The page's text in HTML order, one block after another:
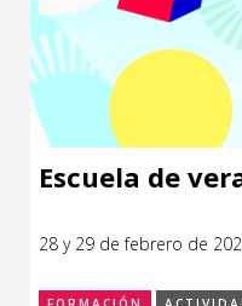
Escuela de
28 y 29 de febrero de